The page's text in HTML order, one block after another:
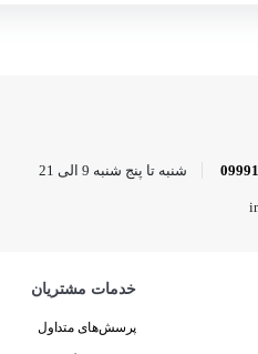
شنبه تا پنج شنبه 9 الی 21
خدمات مشتریان
پرسش‌های متداول